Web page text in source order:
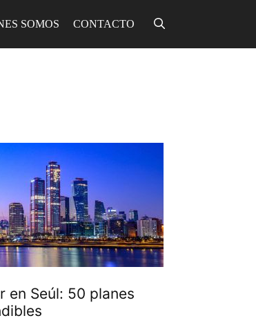
SOMOS CONTACTO
en Seúl: 50 planes